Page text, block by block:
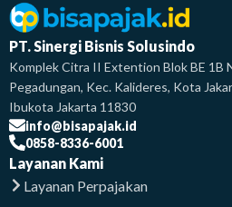
PT. Sinergi Bisnis Solusindo
Komplek Citra II Extention Blok BE 1B
Pegadungan, Kec. Kalideres, Kota
Ibukota Jakarta 11830
info@bisapajak.id
0858-8336-6001
Layanan Kami
Layanan Perpajakan